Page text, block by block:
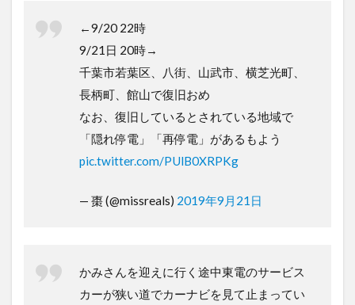
←9/20 22時
9/21日 20時→
千葉市若葉区、八街、山武市、横芝光町、
長柄町、館山で復旧おめ
なお、復旧しているとされている地域で
「隠れ停電」「再停電」があるもよう
pic.twitter.com/PUlB0XRPKg
— 棗 (@missreals) 2019年9月21日
かみさんを迎えに行く途中東電のサービス
カーが狭い道でカーナビを見て止まってい